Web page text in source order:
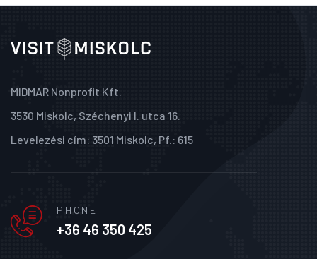
MIDMAR Nonprofit Kft.
3530 Miskolc, Széchenyi I. utca 16.
Levelezési cím: 3501 Miskolc, Pf.: 615
PHONE
+36 46 350 425